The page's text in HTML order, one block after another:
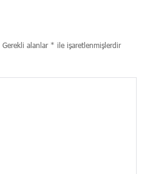
Gerekli alanlar * ile işaretlenmişlerdir